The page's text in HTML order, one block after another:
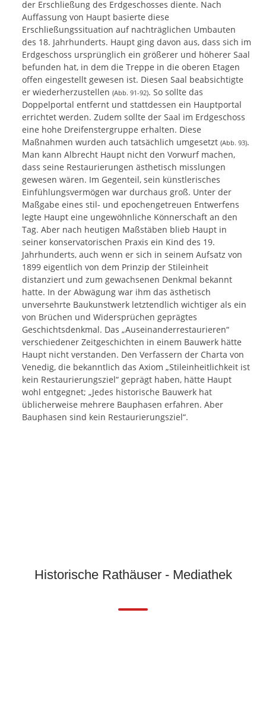
der Erschließung des Erdgeschosses diente. Nach
Auffassung von Haupt basierte diese
Erschließungssituation auf nachträglichen Umbauten
des 18. Jahrhunderts. Haupt ging davon aus, dass sich im
Erdgeschoss ursprünglich ein größerer und höherer Saal
befunden hat, in dem die Treppe in die oberen Etagen
offen eingestellt gewesen ist. Diesen Saal beabsichtigte
er wiederherzustellen (Abb. 91-92). So sollte das
Doppelportal entfernt und stattdessen ein Hauptportal
errichtet werden. Zudem sollte der Saal im Erdgeschoss
eine hohe Dreifenstergruppe erhalten. Diese
Maßnahmen wurden auch tatsächlich umgesetzt (Abb. 93).
Man kann Albrecht Haupt nicht den Vorwurf machen,
dass seine Restaurierungen ästhetisch misslungen
gewesen wären. Im Gegenteil, sein künstlerisches
Einfühlungsvermögen war durchaus groß. Unter der
Maßgabe eines stil- und epochengetreuen Entwerfens
legte Haupt eine ungewöhnliche Könnerschaft an den
Tag. Aber nach heutigen Maßstäben blieb Haupt in
seiner konservatorischen Praxis ein Kind des 19.
Jahrhunderts, auch wenn er sich in seinem Aufsatz von
1899 eigentlich von dem Prinzip der Stileinheit
distanziert und zum gewachsenen Denkmal bekannt
hatte. In der Abwägung war ihm das ästhetisch
unversehrte Baukunstwerk letztendlich wichtiger als ein
von Brüchen und Widersprüchen geprägtes
Geschichtsdenkmal. Das „Auseinanderrestaurieren“
verschiedener Zeitgeschichten in einem Bauwerk hätte
Haupt nicht verstanden. Den Verfassern der Charta von
Venedig, die bekanntlich das Axiom „Stileinheitlichkeit ist
kein Restaurierungsziel“ geprägt haben, hätte Haupt
wohl entgegnet; „Jedes historische Bauwerk hat
üblicherweise mehrere Bauphasen erfahren. Aber
Bauphasen sind kein Restaurierungsziel“.
Historische Rathäuser - Mediathek